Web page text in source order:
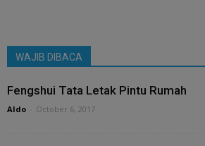
WAJIB DIBACA
Fengshui Tata Letak Pintu Rumah
Aldo October 6, 2017